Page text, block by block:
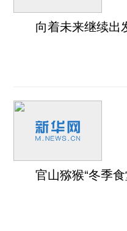
向着未来继续出
官山猕猴“冬季食